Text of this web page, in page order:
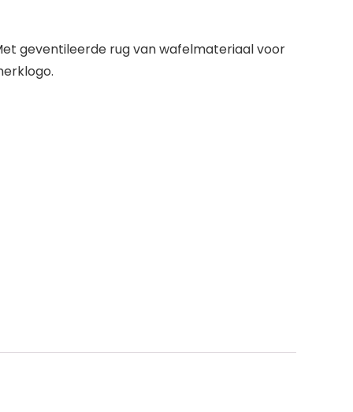
geventileerde rug van wafelmateriaal voor